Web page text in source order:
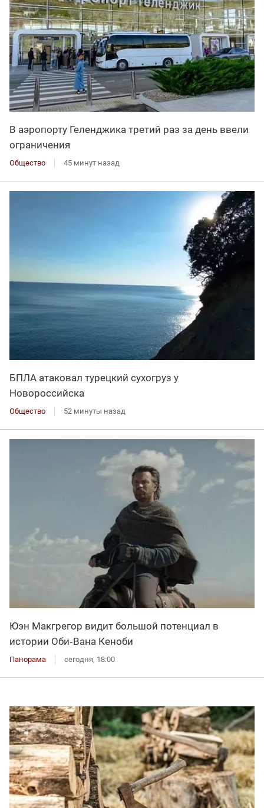
В аэропорту Геленджика третий раз за день ввели
ограничения
Общество 45 минут назад
БПЛА атаковал турецкий сухогруз у
Новороссийска
Общество 52 минуты назад
Юэн Макгрегор видит большой потенциал в
истории Оби‑Вана Кеноби
Панорама сегодня, 18:00